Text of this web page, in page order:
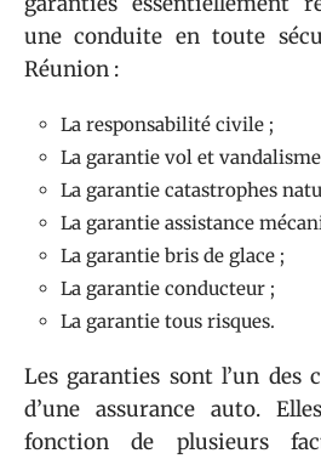
une conduite en toute
Réunion :
La responsabilité civile ;
La garantie vol et
La garantie catastrophes
La garantie assistance
La garantie bris de glace ;
La garantie conducteur ;
La garantie tous risques.
Les garanties sont l’un des
d’une assurance auto.
fonction de plusieurs